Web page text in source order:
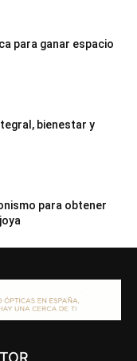
para ganar espacio
bienestar y
para obtener